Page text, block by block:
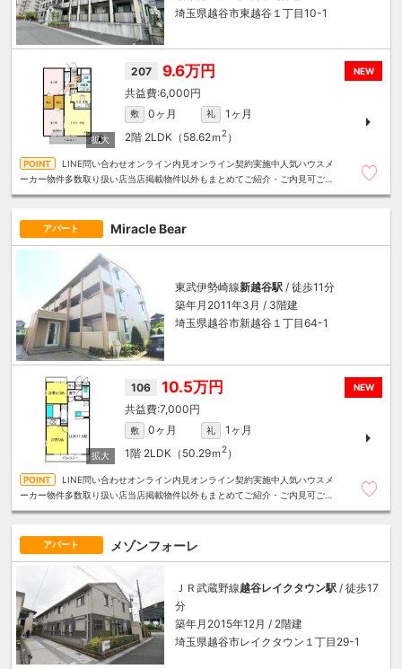
埼玉県越谷市東越谷１丁目10-1
NEW
207 9.6万円
6,000円
敷 0ヶ月 礼
1ヶ月
2階 2LDK（58.62ｍ 2）
LINE問い合わせオンライン内見オンライン契約実施中人気ハウスメ
ーカー物件多数取り扱い店当店掲載物件以外もまとめてご紹介・ご内見可ご予
アパート Miracle Bear
東武伊勢崎線新越谷駅 / 徒歩11分
築年月2011年3月 / 3階建
埼玉県越谷市新越谷１丁目64-1
NEW
106 10.5万円
7,000円
敷 0ヶ月 礼
1ヶ月
1階 2LDK（50.29ｍ 2）
LINE問い合わせオンライン内見オンライン契約実施中人気ハウスメ
ーカー物件多数取り扱い店当店掲載物件以外もまとめてご紹介・ご内見可ご予
アパート メゾンフォーレ
ＪＲ武蔵野線越谷レイクタウン駅 / 徒歩17
分
築年月2015年12月 / 2階建
埼玉県越谷市レイクタウン１丁目29-1